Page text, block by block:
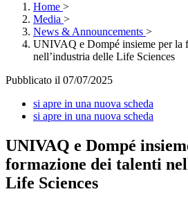
Home >
Media >
News & Announcements >
UNIVAQ e Dompé insieme per la
nell’industria delle Life Sciences
Pubblicato il 07/07/2025
si apre in una nuova scheda
si apre in una nuova scheda
UNIVAQ e Dompé
formazione dei talenti
Life Sciences